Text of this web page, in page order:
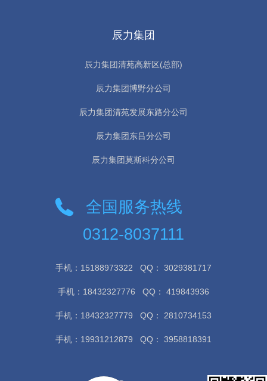
辰力集团
辰力集团清苑高新区(总部)
辰力集团博野分公司
辰力集团清苑发展东路分公司
辰力集团东吕分公司
辰力集团莫斯科分公司
全国服务热线
0312-8037111
手机：15188973322 QQ： 3029381717
手机：18432327776 QQ： 419843936
手机：18432327779 QQ： 2810734153
手机：19931212879 QQ： 3958818391